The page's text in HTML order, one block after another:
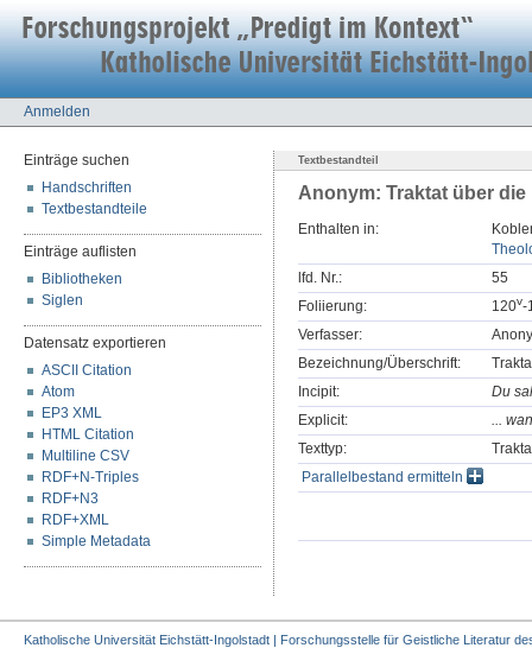
Anmelden
Einträge suchen
Handschriften
Textbestandteile
Einträge auflisten
Bibliotheken
Siglen
Datensatz exportieren
ASCII Citation
Atom
EP3 XML
HTML Citation
Multiline CSV
RDF+N-Triples
RDF+N3
RDF+XML
Simple Metadata
Textbestandteil
Anonym: Traktat über die
Enthalten in:
lfd. Nr.:
55
Foliierung:
120v-
Verfasser:
Bezeichnung/Überschrift:
Incipit:
Du
Explicit:
...
Texttyp:
Parallelbestand ermitteln
Katholische Universität Eichstätt-Ingolstadt | Forschungsstelle für Geistliche Literatur